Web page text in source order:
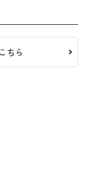
ちら